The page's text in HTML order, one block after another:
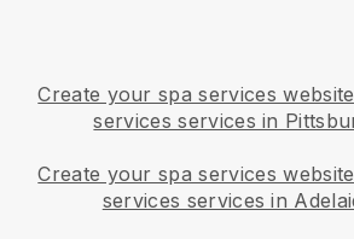
Create your spa services website
services services in
Create your spa services website
services services in